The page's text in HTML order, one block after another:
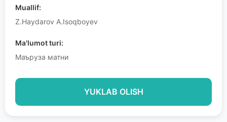
Muallif:
Z.Haydarov A.Isoqboyev
Ma'lumot turi:
Маъруза матни
YUKLAB OLISH